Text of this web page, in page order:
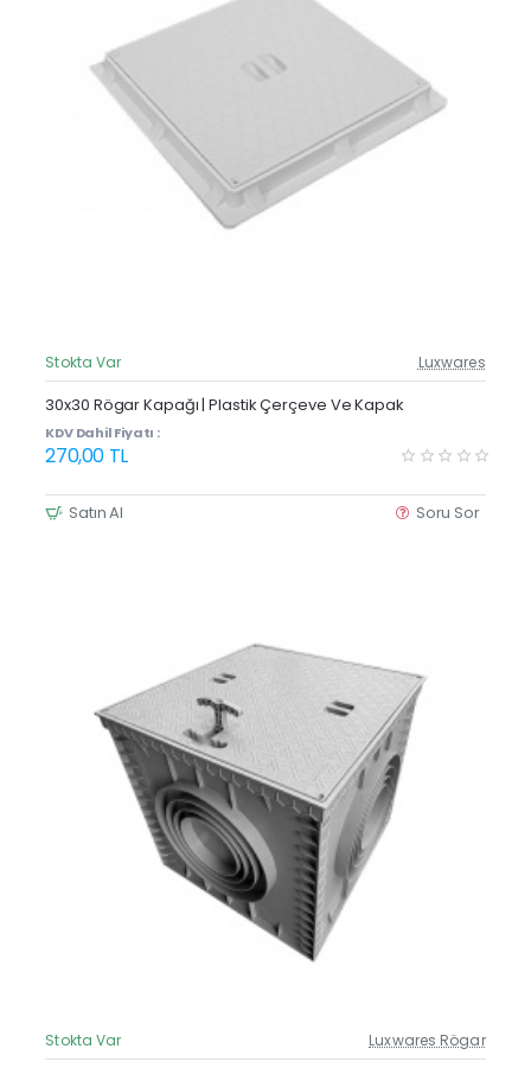
Güncel Fiyat
Stokta Var Luxwares
30x30 Rögar Kapağı | Plastik Çerçeve Ve Kapak
KDV Dahil Fiyatı :
270,00 TL
Satın Al Soru Sor
Güncel Fiyat
Stokta Var Luxwares Rögar